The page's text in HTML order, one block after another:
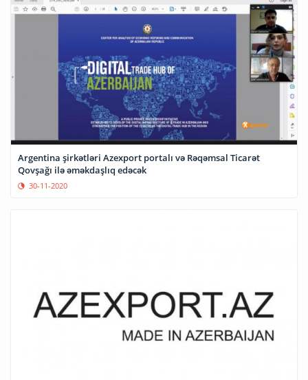
Argentina şirkətləri Azexport portalı və Rəqəmsal Ticarət
Qovşağı ilə əməkdaşlıq edəcək
30-11-2020